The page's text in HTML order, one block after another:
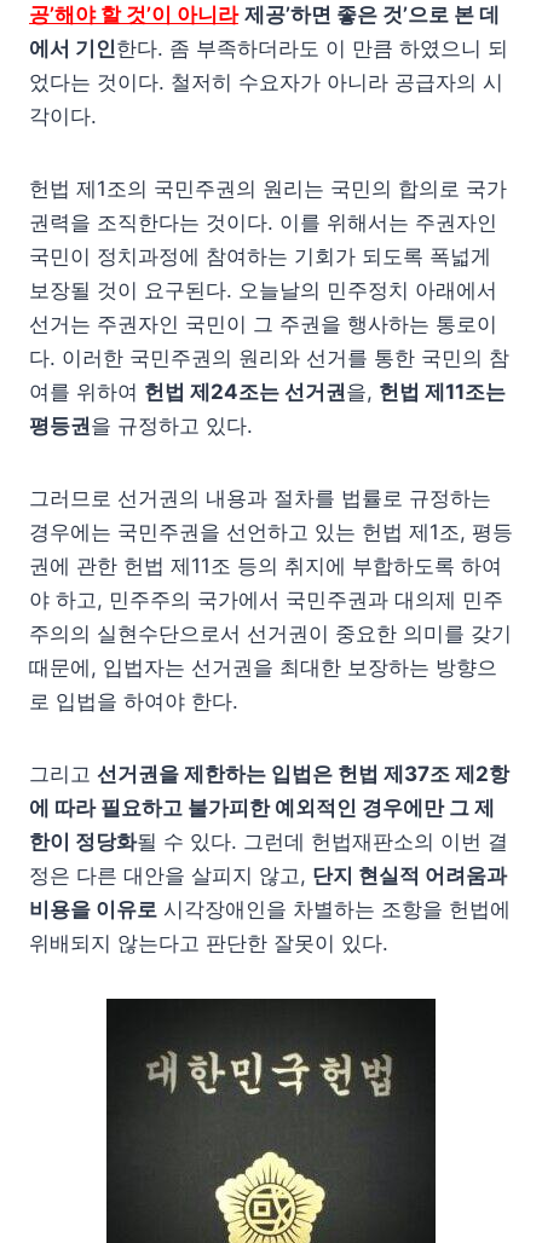
공’해야 할 것’이 아니라 제공’하면 좋은 것’으로 본 데
에서 기인한다. 좀 부족하더라도 이 만큼 하였으니 되
었다는 것이다. 철저히 수요자가 아니라 공급자의 시
각이다.
헌법 제1조의 국민주권의 원리는 국민의 합의로 국가
권력을 조직한다는 것이다. 이를 위해서는 주권자인
국민이 정치과정에 참여하는 기회가 되도록 폭넓게
보장될 것이 요구된다. 오늘날의 민주정치 아래에서
선거는 주권자인 국민이 그 주권을 행사하는 통로이
다. 이러한 국민주권의 원리와 선거를 통한 국민의 참
여를 위하여 헌법 제24조는 선거권을, 헌법 제11조는
평등권을 규정하고 있다.
그러므로 선거권의 내용과 절차를 법률로 규정하는
경우에는 국민주권을 선언하고 있는 헌법 제1조, 평등
권에 관한 헌법 제11조 등의 취지에 부합하도록 하여
야 하고, 민주주의 국가에서 국민주권과 대의제 민주
주의의 실현수단으로서 선거권이 중요한 의미를 갖기
때문에, 입법자는 선거권을 최대한 보장하는 방향으
로 입법을 하여야 한다.
그리고 선거권을 제한하는 입법은 헌법 제37조 제2항
에 따라 필요하고 불가피한 예외적인 경우에만 그 제
한이 정당화될 수 있다. 그런데 헌법재판소의 이번 결
정은 다른 대안을 살피지 않고, 단지 현실적 어려움과
비용을 이유로 시각장애인을 차별하는 조항을 헌법에
위배되지 않는다고 판단한 잘못이 있다.